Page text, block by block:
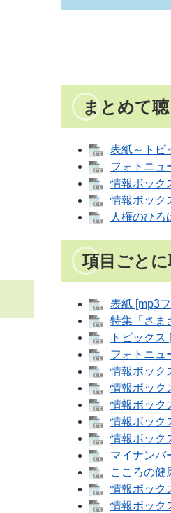
まとめて聴
表紙～トピ
フォトニュ
情報ボック
情報ボック
人権のひろ
項目ごとに
表紙 [mp3
特集「さま
トピック
フォトニュ
情報ボック
情報ボック
情報ボック
情報ボック
情報ボック
マイナンバ
こころの健
情報ボック
情報ボック